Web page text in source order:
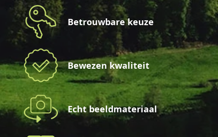
Betrouwbare keuze
Bewezen kwaliteit
Echt beeldmateriaal